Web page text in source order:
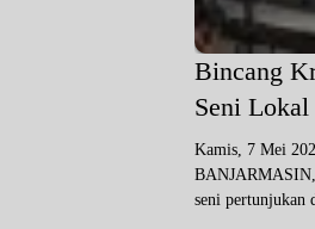
Bincang
Seni
Kamis, 7 Mei
BANJARMASIN,
seni pertunjukan